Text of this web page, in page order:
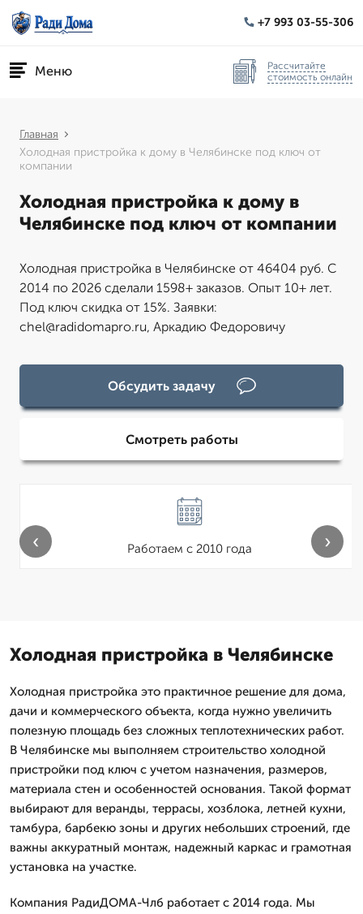
+7 993 03-55-306
Меню
Рассчитайте
стоимость онлайн
Главная
Холодная пристройка к дому в Челябинске под ключ от
компании
Холодная пристройка к дому в
Челябинске под ключ от компании
Холодная пристройка в Челябинске от 46404 руб. С
2014 по 2026 сделали 1598+ заказов. Опыт 10+ лет.
Под ключ скидка от 15%. Заявки:
chel@radidomapro.ru, Аркадию Федоровичу
Обсудить задачу
Смотреть работы
Работаем с 2010 года
‹ ›
Холодная пристройка в Челябинске
Холодная пристройка это практичное решение для дома,
дачи и коммерческого объекта, когда нужно увеличить
полезную площадь без сложных теплотехнических работ.
В Челябинске мы выполняем строительство холодной
пристройки под ключ с учетом назначения, размеров,
материала стен и особенностей основания. Такой формат
выбирают для веранды, террасы, хозблока, летней кухни,
тамбура, барбекю зоны и других небольших строений, где
важны аккуратный монтаж, надежный каркас и грамотная
установка на участке.
Компания РадиДОМА-Члб работает с 2014 года. Мы